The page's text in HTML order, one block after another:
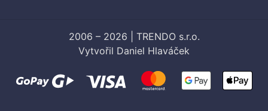
2006 – 2026 | TRENDO s.r.o.
Vytvořil Daniel Hlaváček